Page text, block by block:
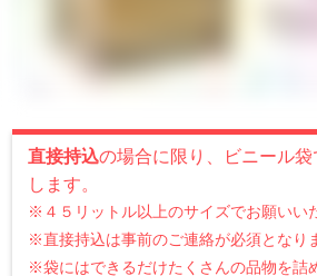
直接持込の場合に限り、ビニール
します。
※４５リットル以上のサイズでお願いい
※直接持込は事前のご連絡が必須となり
※袋にはできるだけたくさんの品物を詰